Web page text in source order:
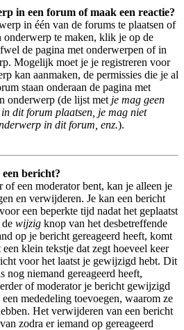
in een forum of maak een reactie?
in één van de forums te plaatsen of
onderwerp te maken, klik je op de
de pagina met onderwerpen of in
Mogelijk moet je je registreren voor
kan aanmaken, de permissies die je al
staan onderaan de pagina met
onderwerp (de lijst met je mag geen
dit forum plaatsen, je mag niet
in dit forum, enz.).
bericht?
of een moderator bent, kan je alleen je
en verwijderen. Je kan een bericht
een beperkte tijd nadat het geplaatst
wijzig knop van het desbetreffende
op je bericht gereageerd heeft, komt
klein tekstje dat zegt hoeveel keer
voor het laatst je gewijzigd hebt. Dit
nog niemand gereageerd heeft,
of moderator je bericht gewijzigd
mededeling toevoegen, waarom ze
Het verwijderen van een bericht
zodra er iemand op gereageerd